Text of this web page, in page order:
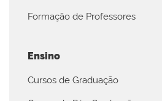
Formação de Professores
Ensino
Cursos de Graduação